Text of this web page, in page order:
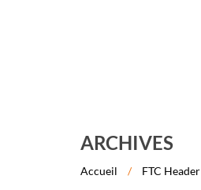
ARCHIVES
Accueil / FTC Header